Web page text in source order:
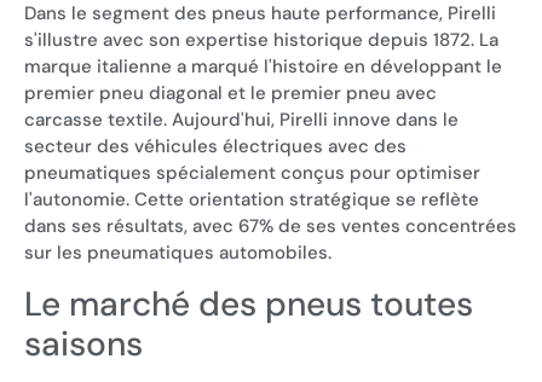
Dans le segment des pneus haute performance, Pirelli
s'illustre avec son expertise historique depuis 1872. La
marque italienne a marqué l'histoire en développant le
premier pneu diagonal et le premier pneu avec
carcasse textile. Aujourd'hui, Pirelli innove dans le
secteur des véhicules électriques avec des
pneumatiques spécialement conçus pour optimiser
l'autonomie. Cette orientation stratégique se reflète
dans ses résultats, avec 67% de ses ventes concentrées
sur les pneumatiques automobiles.
Le marché des pneus toutes
saisons